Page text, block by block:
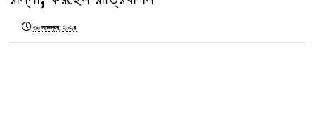
৩০ নভেম্বর, ২০২৪